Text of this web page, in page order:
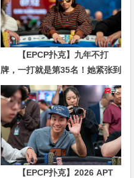
【EPCP扑克】九年不打
牌，一打就是第35名！她紧张到
脚悬空，但全世界以为她很淡定
【EPCP扑克】2026 APT